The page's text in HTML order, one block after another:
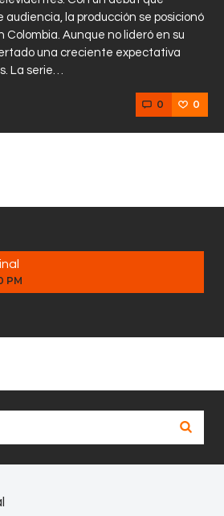
audiencia, la producción se posicionó
Colombia. Aunque no lideró en su
una creciente expectativa
La serie…
0 0
PM